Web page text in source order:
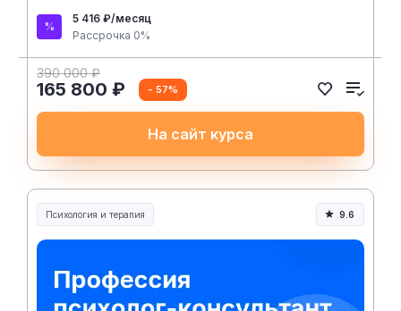
5 416 ₽/месяц
Рассрочка 0%
390 000 ₽
165 800 ₽ - 57%
На сайт курса
Психология и терапия 9.6